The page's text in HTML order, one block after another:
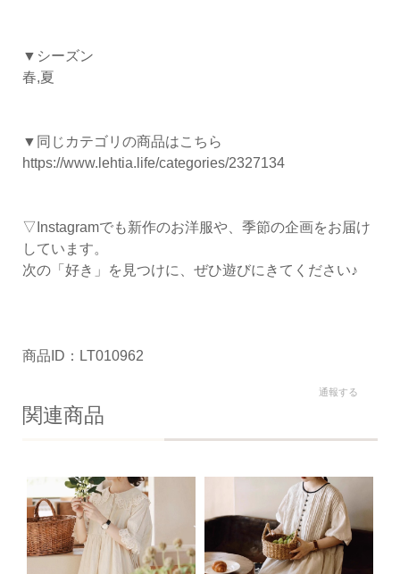
▼シーズン
春,夏
▼同じカテゴリの商品はこちら
https://www.lehtia.life/categories/2327134
▽Instagramでも新作のお洋服や、季節の企画をお届け
しています。
次の「好き」を見つけに、ぜひ遊びにきてください♪
商品ID：LT010962
通報する
関連商品